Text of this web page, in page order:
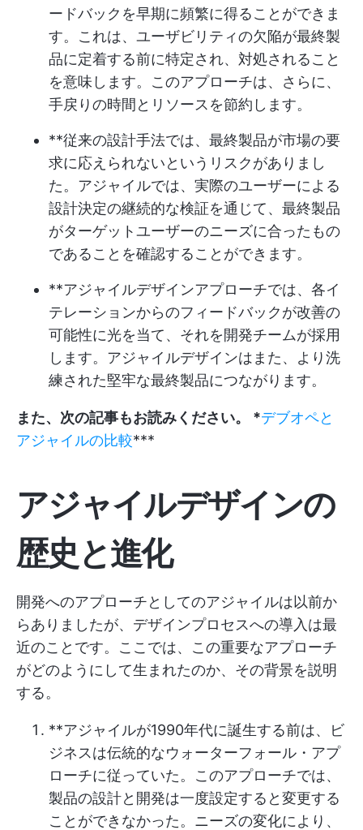
ードバックを早期に頻繁に得ることができま
す。これは、ユーザビリティの欠陥が最終製
品に定着する前に特定され、対処されること
を意味します。このアプローチは、さらに、
手戻りの時間とリソースを節約します。
**従来の設計手法では、最終製品が市場の要
求に応えられないというリスクがありまし
た。アジャイルでは、実際のユーザーによる
設計決定の継続的な検証を通じて、最終製品
がターゲットユーザーのニーズに合ったもの
であることを確認することができます。
**アジャイルデザインアプローチでは、各イ
テレーションからのフィードバックが改善の
可能性に光を当て、それを開発チームが採用
します。アジャイルデザインはまた、より洗
練された堅牢な最終製品につながります。
また、次の記事もお読みください。 *デブオペと
アジャイルの比較***
アジャイルデザインの
歴史と進化
開発へのアプローチとしてのアジャイルは以前か
らありましたが、デザインプロセスへの導入は最
近のことです。ここでは、この重要なアプローチ
がどのようにして生まれたのか、その背景を説明
する。
**アジャイルが1990年代に誕生する前は、ビ
ジネスは伝統的なウォーターフォール・アプ
ローチに従っていた。このアプローチでは、
製品の設計と開発は一度設定すると変更する
ことができなかった。ニーズの変化により、